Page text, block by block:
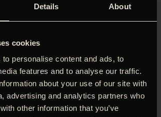
Details About
cookies
personalise content and ads, to
features and to analyse our traffic.
about your use of our site with
advertising and analytics partners who
other information that you’ve
Paris, og den unge David ernærer sig
mens han går til hånde som
parker. Da hans storesøster mister livet